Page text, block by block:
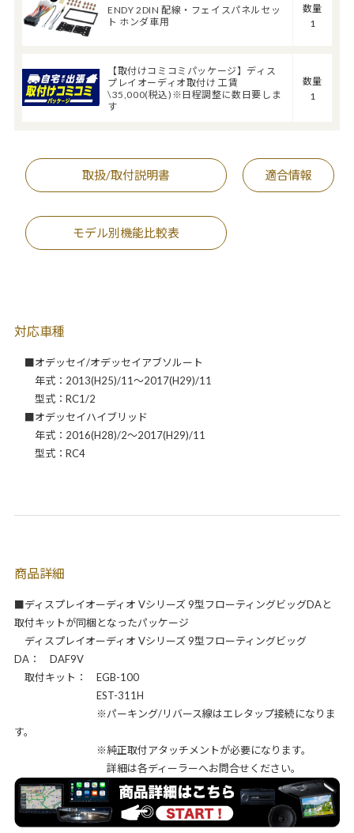
ENDY 2DIN 配線・フェイスパネルセッ
ト ホンダ車用
数量
1
【取付けコミコミパッケージ】ディス
プレイオーディオ取付け 工賃
\35,000(税込)※日程調整に数日要しま
す
数量
1
取扱/取付説明書 適合情報
モデル別機能比較表
対応車種
■オデッセイ/オデッセイアブソルート
年式：2013(H25)/11～2017(H29)/11
型式：RC1/2
■オデッセイハイブリッド
年式：2016(H28)/2～2017(H29)/11
型式：RC4
商品詳細
■ディスプレイオーディオ Vシリーズ 9型フローティングビッグDAと
取付キットが同梱となったパッケージ
ディスプレイオーディオ Vシリーズ 9型フローティングビッグ
DA： DAF9V
取付キット： EGB-100
EST-311H
※パーキング/リバース線はエレタップ接続になりま
す。
※純正取付アタッチメントが必要になります。
詳細は各ディーラーへお問合せください。